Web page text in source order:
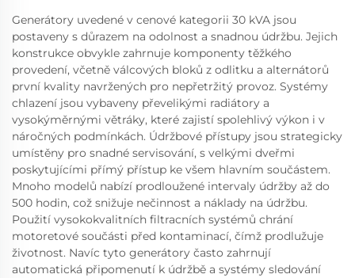
Generátory uvedené v cenové kategorii 30 kVA jsou
postaveny s důrazem na odolnost a snadnou údržbu. Jejich
konstrukce obvykle zahrnuje komponenty těžkého
provedení, včetně válcových bloků z odlitku a alternátorů
první kvality navržených pro nepřetržitý provoz. Systémy
chlazení jsou vybaveny převelikými radiátory a
vysokýměrnými větráky, které zajistí spolehlivý výkon i v
náročných podmínkách. Údržbové přístupy jsou strategicky
umístěny pro snadné servisování, s velkými dveřmi
poskytujícími přímý přístup ke všem hlavním součástem.
Mnoho modelů nabízí prodloužené intervaly údržby až do
500 hodin, což snižuje nečinnost a náklady na údržbu.
Použití vysokokvalitních filtracních systémů chrání
motoretové součásti před kontaminací, čímž prodlužuje
životnost. Navíc tyto generátory často zahrnují
automatická připomenutí k údržbě a systémy sledování